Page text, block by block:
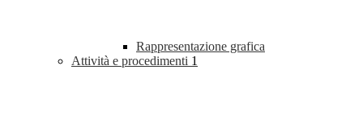
Rappresentazione grafica
Attività e procedimenti 1